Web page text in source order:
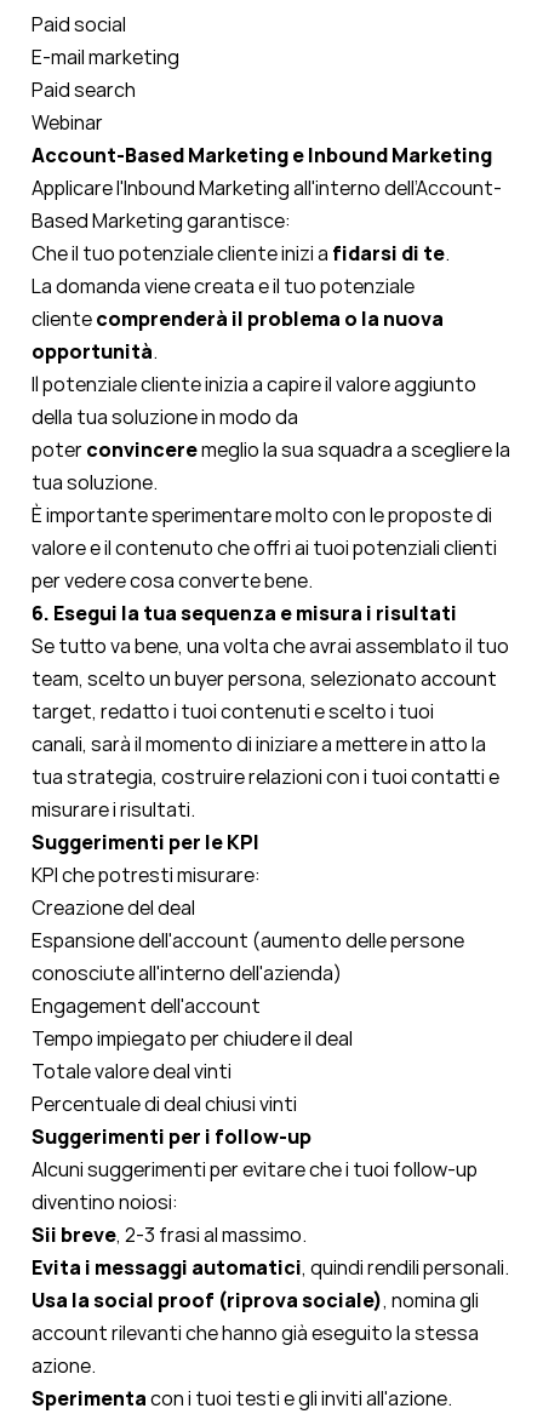
Paid social
E-mail marketing
Paid search
Webinar
Account-Based Marketing e Inbound Marketing
Applicare l'Inbound Marketing all'interno dell’Account-
Based Marketing garantisce:
Che il tuo potenziale cliente inizi a fidarsi di te.
La domanda viene creata e il tuo potenziale
clientecomprenderà il problema o la nuova
opportunità.
Il potenziale cliente inizia a capire il valore aggiunto
della tua soluzione in modo da
poterconvinceremeglio la sua squadra a scegliere la
tua soluzione.
È importante sperimentare molto con le proposte di
valore e il contenuto che offri ai tuoi potenziali clienti
per vedere cosa converte bene.
6. Esegui la tua sequenza e misura i risultati
Se tutto va bene, una volta che avrai assemblato il tuo
team, scelto un buyer persona, selezionato account
target, redatto i tuoi contenuti e scelto i tuoi
canali, sarà il momento di iniziare a mettere in atto la
tua strategia, costruire relazioni con i tuoi contatti e
misurare i risultati.
Suggerimenti per le KPI
KPI che potresti misurare:
Creazione del deal
Espansione dell'account (aumento delle persone
conosciute all'interno dell'azienda)
Engagement dell'account
Tempo impiegato per chiudere il deal
Totale valore deal vinti
Percentuale di deal chiusi vinti
Suggerimenti per i follow-up
Alcuni suggerimenti per evitare che i tuoi follow-up
diventino noiosi:
Sii breve, 2-3 frasi al massimo.
Evita i messaggi automatici, quindi rendili personali.
Usa la social proof (riprova sociale), nomina gli
account rilevanti che hanno già eseguito la stessa
azione.
Sperimentacon i tuoi testi e gli inviti all'azione.